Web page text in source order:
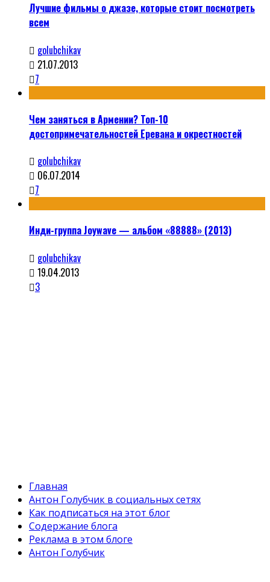
Лучшие фильмы о джазе, которые стоит посмотреть
всем
golubchikav
21.07.2013
7
Чем заняться в Армении? Топ-10
достопримечательностей Еревана и окрестностей
golubchikav
06.07.2014
7
Инди-группа Joywave — альбом «88888» (2013)
golubchikav
19.04.2013
3
Главная
Антон Голубчик в социальных сетях
Как подписаться на этот блог
Содержание блога
Реклама в этом блоге
Антон Голубчик